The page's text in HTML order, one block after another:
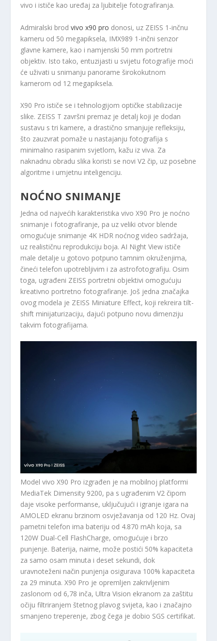
vivo i ističe kao uređaj za ljubitelje fotografiranja.
Admiralski brodvivo x90 pro donosi, uz ZEISS 1-inčnu
kameru od 50 megapiksela, IMX989 1-inčni senzor
glavne kamere, kao i namjenski 50 mm portretni
objektiv. Isto tako, entuzijasti u svijetu fotografije moći
će uživati ​​u snimanju panorame širokokutnom
kamerom od 12 megapiksela.
X90 Pro ističe se i tehnologijom optičke stabilizacije
slike. ZEISS T završni premaz je detalj koji je dodan
sustavu s tri kamere, a drastično smanjuje refleksiju,
što zauzvrat pomaže u nastajanju fotografija s
minimalno rasipanim svjetlom, kažu iz viva. Za
naknadnu obradu slika koristi se novi V2 čip, uz posebne
algoritme i umjetnu inteligenciju.
NOĆNO SNIMANJE
Jedna od najvećih karakteristika vivo X90 Pro je noćno
snimanje i fotografiranje, pa uz veliki otvor blende
omogućuje snimanje 4K HDR noćnog video sadržaja,
uz realističnu reprodukciju boja. AI Night View ističe
male detalje u gotovo potpuno tamnim okruženjima,
čineći telefon upotrebljivim i za astrofotografiju. Osim
toga, ugrađeni ZEISS portretni objektivi omogućuju
kreativno portretno fotografiranje. Još jedna značajka
ovog modela je ZEISS Miniature Effect, koji rekreira tilt-
shift minijaturizaciju, dajući potpuno novu dimenziju
takvim fotografijama.
Model vivo X90 Pro izgrađen je na mobilnoj platformi
MediaTek Dimensity 9200, pa s ugrađenim V2 čipom
daje visoke performanse, uključujući i igranje igara na
AMOLED ekranu brzinom osvježavanja od 120 Hz. Ovaj
pametni telefon ima bateriju od 4.870 mAh koja, sa
120W Dual-Cell FlashCharge, omogućuje i brzo
punjenje. Baterija, naime, može postići 50% kapaciteta
za samo osam minuta i deset sekundi, dok
uravnoteženi način punjenja osigurava 100% kapaciteta
za 29 minuta. X90 Pro je opremljen zakrivljenim
zaslonom od 6,78 inča, Ultra Vision ekranom za zaštitu
očiju filtriranjem štetnog plavog svijeta, kao i značajno
smanjeno treperenje, zbog čega je dobio SGS certifikat.